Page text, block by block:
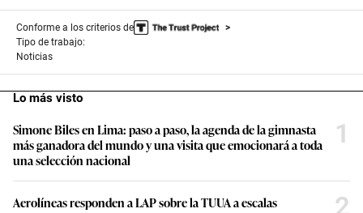
Conforme a los criterios de
Tipo de trabajo:
Noticias
Lo más visto
Simone Biles en Lima: paso a paso, la agenda de la gimnasta
más ganadora del mundo y una visita que emocionará a toda
una selección nacional
1
Aerolíneas responden a LAP sobre la TUUA a escalas
2